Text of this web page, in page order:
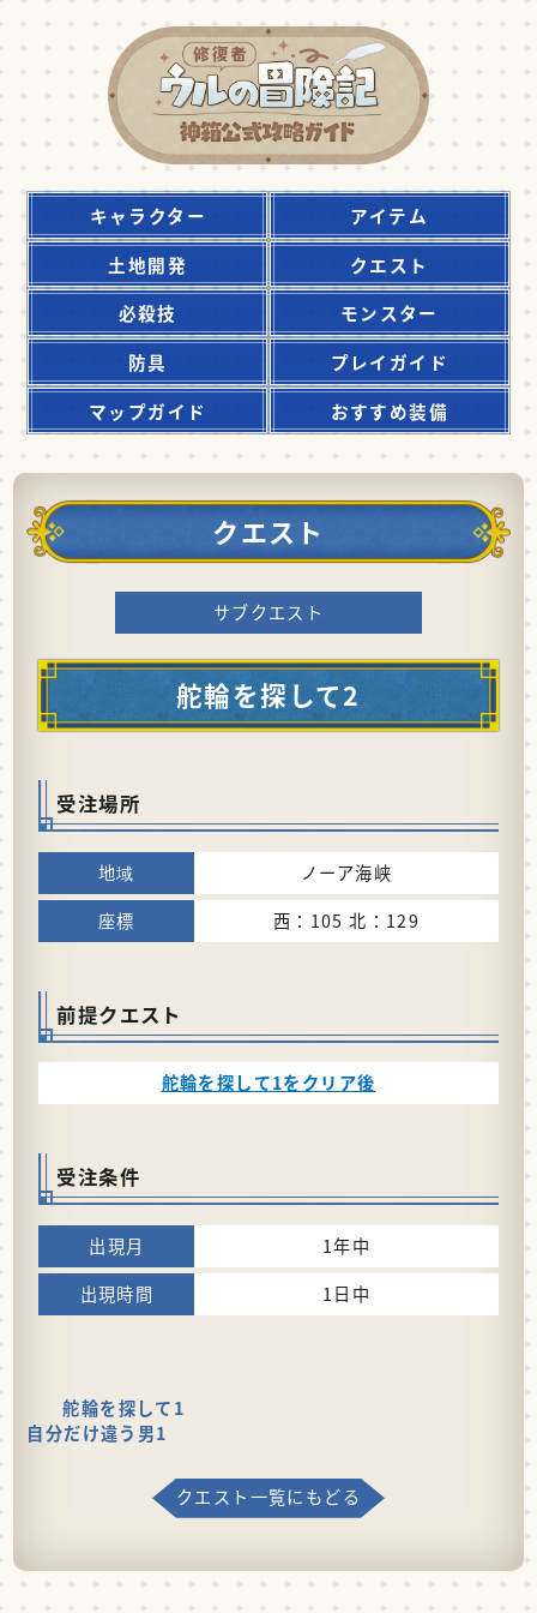
キャラクター
アイテム
土地開発
クエスト
必殺技
モンスター
防具
プレイガイド
マップガイド
おすすめ装備
クエスト
サブクエスト
舵輪を探して2
受注場所
ノーア海峡
西：105 北：129
前提クエスト
舵輪を探して1をクリア後
受注条件
1年中
1日中
舵輪を探して1
自分だけ違う男1
クエスト一覧にもどる